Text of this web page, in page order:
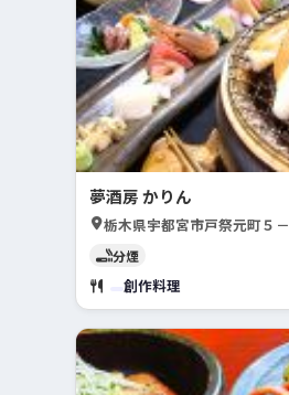
夢酒房 かりん
栃木県宇都宮市戸祭元町５
分煙
創作料理